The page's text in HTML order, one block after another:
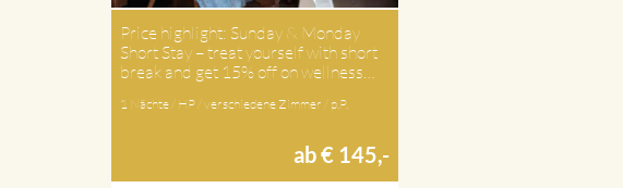
Price highlight: Sunday & Monday
Short Stay – treat yourself with short
break and get 15% off on wellness…
1 Nächte / HP / verschiedene Zimmer / p.P.
ab € 145,-